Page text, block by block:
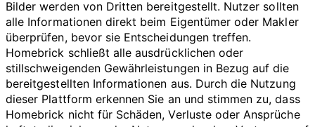
Bilder werden von Dritten bereitgestellt. Nutzer sollten
alle Informationen direkt beim Eigentümer oder Makler
überprüfen, bevor sie Entscheidungen treffen.
Homebrick schließt alle ausdrücklichen oder
stillschweigenden Gewährleistungen in Bezug auf die
bereitgestellten Informationen aus. Durch die Nutzung
dieser Plattform erkennen Sie an und stimmen zu, dass
Homebrick nicht für Schäden, Verluste oder Ansprüche